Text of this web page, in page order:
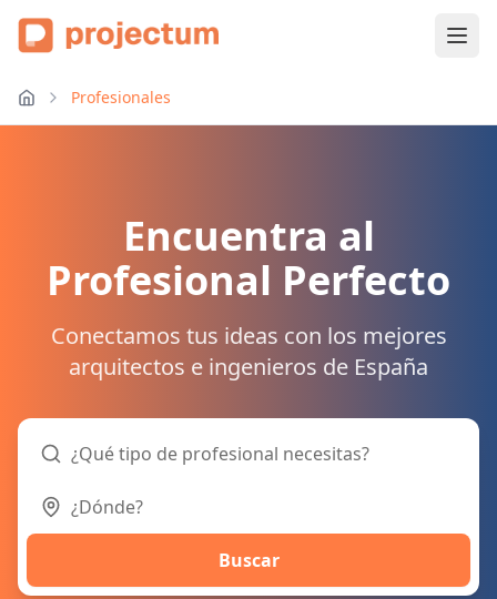
Profesionales
Encuentra al
Profesional Perfecto
Conectamos tus ideas con los mejores
arquitectos e ingenieros de España
Buscar